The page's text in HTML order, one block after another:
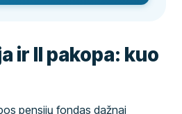
ir II pakopa: kuo
pensijų fondas dažnai